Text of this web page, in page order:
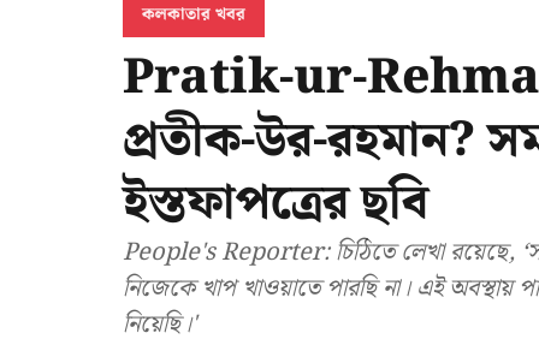
কলকাতার খবর
Pratik-ur-
প্রতীক-উর-রহমান?
ইস্তফাপত্রের ছবি
People's Reporter: চিঠিতে লেখা রয়েছে,
নিজেকে খাপ খাওয়াতে পারছি না। এই অবস্থায়
নিয়েছি।'